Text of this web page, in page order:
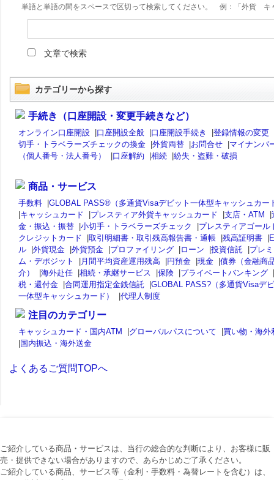
単語と単語の間をスペースで区切って検索してください。 例：「外貨 キ
文章で検索
カテゴリーから探す
手続き（口座開設・変更手続きなど）
オンライン口座開設 口座開設全般 口座開設手続き
登録情報の変更
切手・トラベラーズチェックの換金
外貨両替 お問合せ
マイナンバ
（個人番号・法人番号）
口座解約 相続 紛失・盗難・破損
商品・サービス
手数料
GLOBAL PASS®（多通貨Visaデビット一体型キャッシュカー
キャッシュカード プレスティア外貨キャッシュカード 支店・ATM
金・振込・振替
小切手・トラベラーズチェック
プレスティアゴール
クレジットカード
取引明細書・取引残高報告書・通帳 残高証明書
ル
外貨現金 外貨預金 プロファイリング ローン 投資信託
プレ
ム・デポジット
月間平均資産運用残高 円預金 現金
債券（金融商
介）
海外赴任 相続・承継サービス 保険 プライベートバンキング
税・還付金
合同運用指定金銭信託
GLOBAL PASS?（多通貨Visaデ
一体型キャッシュカード）
代理人制度
注目のカテゴリー
キャッシュカード・国内ATM グローバルパスについて
買い物・海外
国内振込・海外送金
よくあるご質問TOPへ
ご紹介している商品・サービスは、当行の総合的な判断により、お客様に販
売・提供できない場合がありますので、あらかじめご了承ください。
ご紹介している商品、サービス等（金利・手数料・為替レートを含む）は、